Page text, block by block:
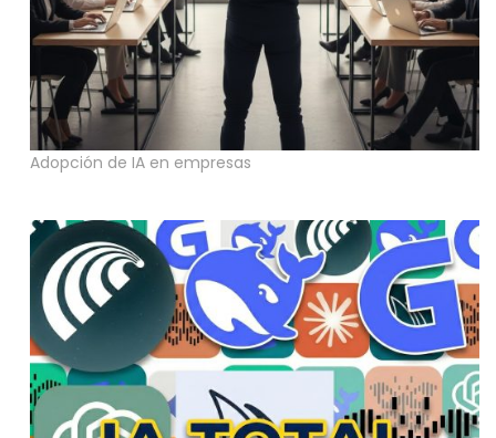
Adopción de IA en empresas